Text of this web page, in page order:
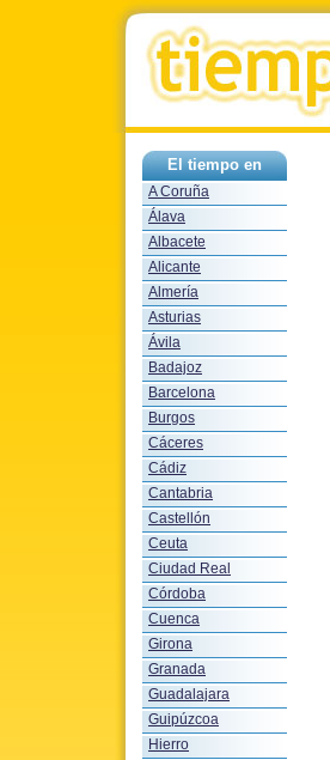
El tiempo en
A Coruña
Álava
Albacete
Alicante
Almería
Asturias
Ávila
Badajoz
Barcelona
Burgos
Cáceres
Cádiz
Cantabria
Castellón
Ceuta
Ciudad Real
Córdoba
Cuenca
Girona
Granada
Guadalajara
Guipúzcoa
Hierro